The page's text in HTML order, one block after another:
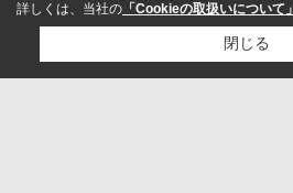
詳しくは、当社の 「Cookieの取扱いについて」
閉じる